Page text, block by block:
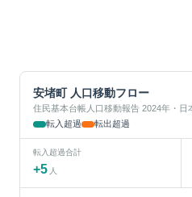
安堵町人口移動フロー
住民基本台帳人口移動報告 2024年・日
転入超過
転出超過
転入超過合計
+5 人